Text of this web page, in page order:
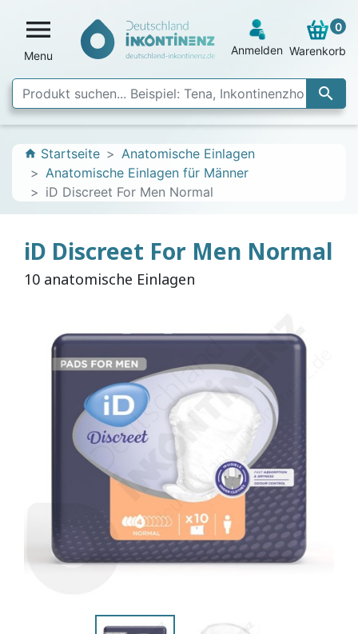

Menu

Anmelden
0
Warenkorb
home Startseite
Anatomische Einlagen
Anatomische Einlagen für Männer
iD Discreet For Men Normal
iD Discreet For Men Normal
10 anatomische Einlagen